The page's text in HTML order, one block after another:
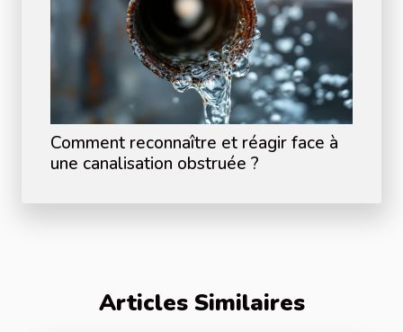
Comment reconnaître et réagir face à
une canalisation obstruée ?
Articles Similaires